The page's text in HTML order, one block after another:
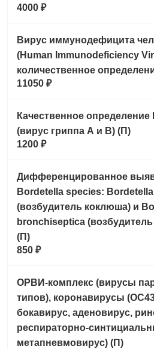
4000 ₽
Вирус иммунодефицита
(Human Immunodeficiency
количественное
11050 ₽
Качественное
(вирус гриппа А и В) (П)
1200 ₽
Дифференцированное
Bordetella species:
(возбудитель коклюша) и
bronchiseptica
(П)
850 ₽
ОРВИ-комплекс (вирусы
типов), коронавирусы
бокавирус, аденовирус,
респираторно-
метапневмовирус) (П)